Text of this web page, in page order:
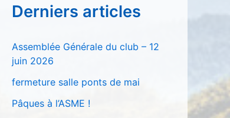
r
h
Derniers articles
Assemblée Générale du club – 12
juin 2026
fermeture salle ponts de mai
Pâques à l’ASME !